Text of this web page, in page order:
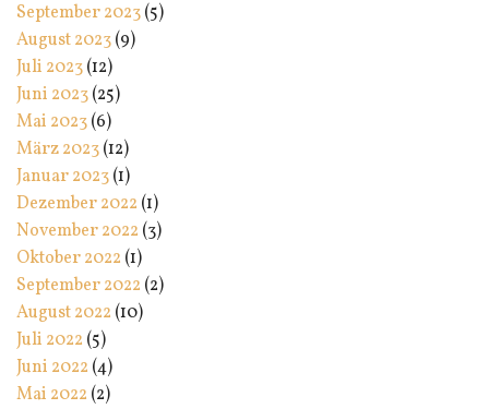
September 2023(5)
August 2023(9)
Juli 2023(12)
Juni 2023(25)
Mai 2023(6)
März 2023(12)
Januar 2023(1)
Dezember 2022 (1)
November 2022 (3)
Oktober 2022 (1)
September 2022 (2)
August 2022 (10)
Juli 2022 (5)
Juni 2022 (4)
Mai 2022 (2)